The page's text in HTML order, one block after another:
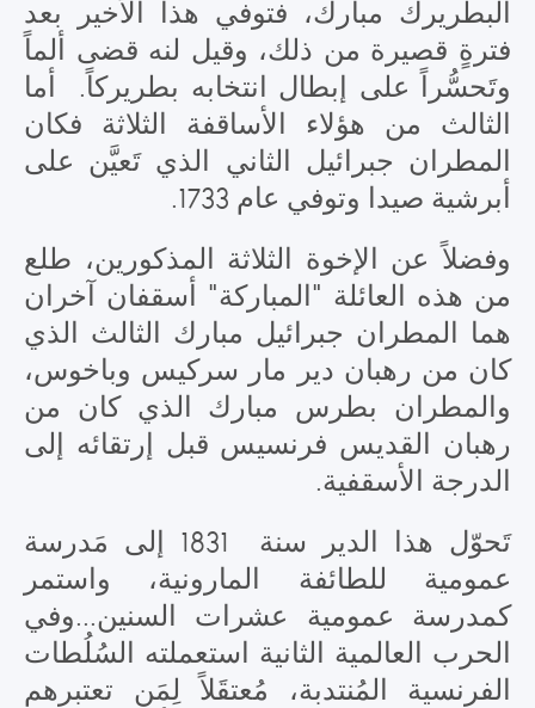
البطريرك مبارك، فتوفي هذا الأخير بعد
فترةٍ قصيرة من ذلك، وقيل لنه قضى ألماً
وتَحسُّراً على إبطال انتخابه بطريركاً. أما
الثالث من هؤلاء الأساقفة الثلاثة فكان
المطران جبرائيل الثاني الذي تَعيَّن على
أبرشية صيدا وتوفي عام 1733.
وفضلاً عن الإخوة الثلاثة المذكورين، طلع
من هذه العائلة "المباركة" أسقفان آخران
هما المطران جبرائيل مبارك الثالث الذي
كان من رهبان دير مار سركيس وباخوس،
والمطران بطرس مبارك الذي كان من
رهبان القديس فرنسيس قبل إرتقائه إلى
الدرجة الأسقفية.
تَحوّل هذا الدير سنة 1831 إلى مَدرسة
عمومية للطائفة المارونية، واستمر
كمدرسة عمومية عشرات السنين...وفي
الحرب العالمية الثانية استعملته السُلُطات
الفرنسية المُنتدبة، مُعتقَلاً لِمَن تعتبرهم